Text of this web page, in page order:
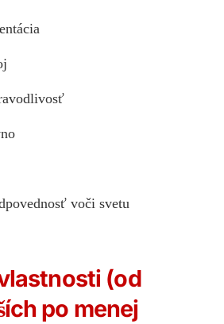
voči svetu
(od
po menej